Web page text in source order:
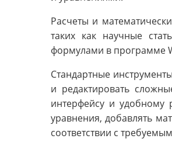
Расчеты и
таких как научные
формулами в программе
Стандартные
и редактировать
интерфейсу и удобному
уравнения, добавлять
соответствии с